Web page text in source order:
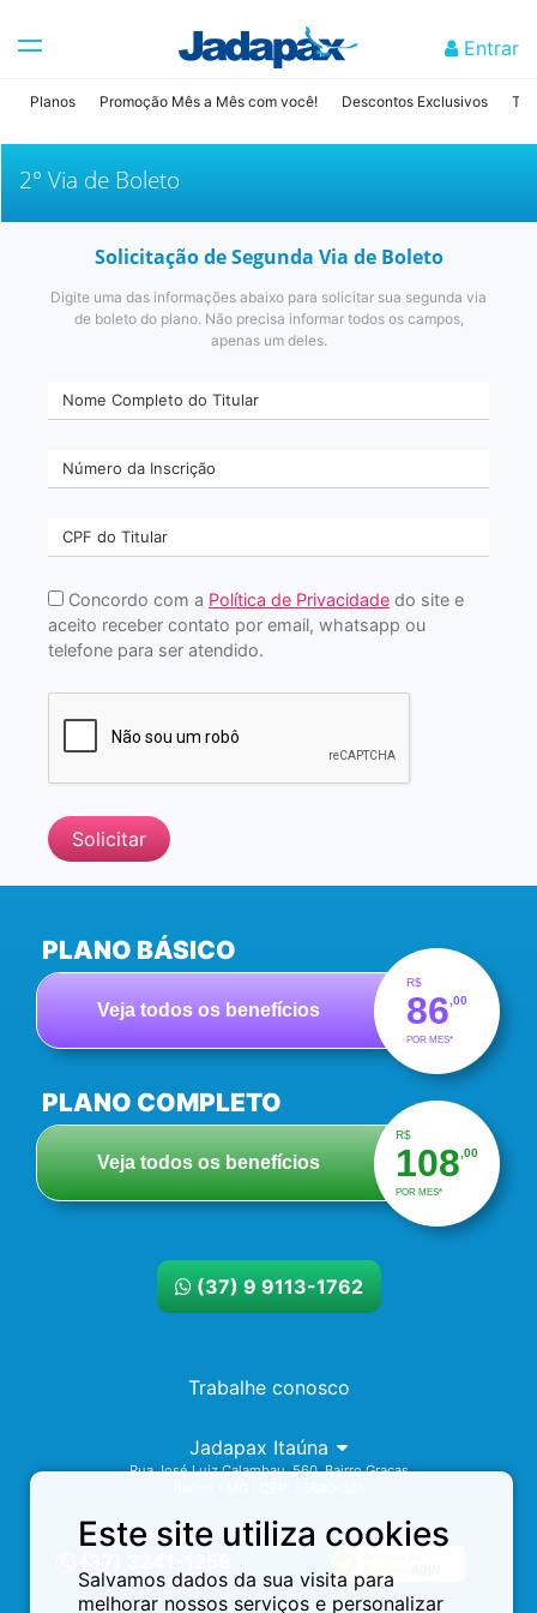
Este site utiliza cookies
Salvamos dados da sua visita para
melhorar nossos serviços e personalizar
Entrar
Planos Promoção Mês a Mês com você! Descontos Exclusivos
2° Via de Boleto
Solicitação de Segunda Via de Boleto
Digite uma das informações abaixo para solicitar sua segunda via
de boleto do plano. Não precisa informar todos os campos,
apenas um deles.
Nome Completo do Titular
Número da Inscrição
CPF do Titular
Concordo com a Política de Privacidade do site e
aceito receber contato por email, whatsapp ou
telefone para ser atendido.
Solicitar
PLANO BÁSICO
Veja todos os benefícios
R$
86 ,00
POR MES*
PLANO COMPLETO
Veja todos os benefícios
R$
108 ,00
POR MES*
(37) 9 9113-1762
Trabalhe conosco
Jadapax Itaúna
Rua José Luiz Calambau, 560. Bairro Graças
Assistência 24h